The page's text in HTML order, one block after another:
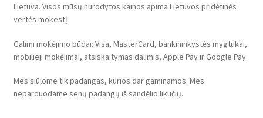
Lietuva. Visos mūsų nurodytos kainos apima Lietuvos pridėtinės
vertės mokestį.
Galimi mokėjimo būdai: Visa, MasterCard, bankininkystės mygtukai,
mobilieji mokėjimai, atsiskaitymas dalimis, Apple Pay ir Google Pay.
Mes siūlome tik padangas, kurios dar gaminamos. Mes
neparduodame senų padangų iš sandėlio likučių.